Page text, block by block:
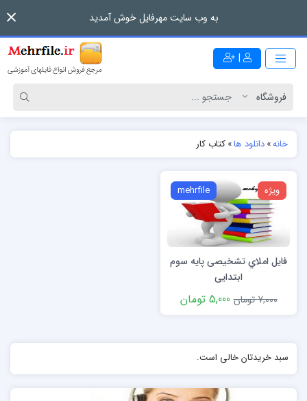
به وب سایت مهرفایل خوش آمدید
|
خانه»دانلود ها»کتاب کار
ویژه mehrfile
فایل املاي تشخیصی پایه سوم
ابتدایی
7,000 تومان
5,000 تومان
سبد خریدتان خالی است.